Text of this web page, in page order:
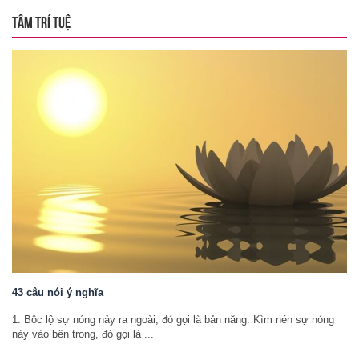
TÂM TRÍ TUỆ
43 câu nói ý nghĩa
1. Bộc lộ sự nóng nảy ra ngoài, đó gọi là bản năng. Kìm nén sự nóng
nảy vào bên trong, đó gọi là ...